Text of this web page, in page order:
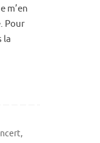
m’en
Pour
la
,